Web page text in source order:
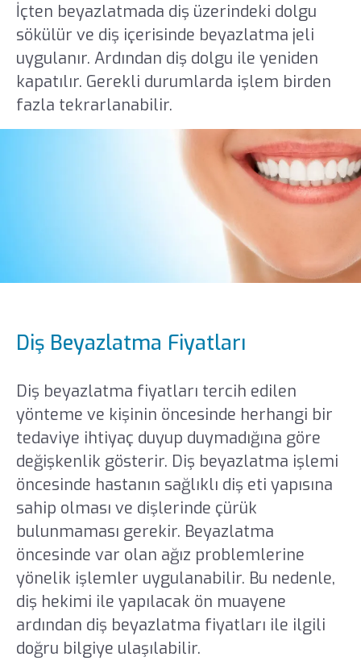
İçten beyazlatmada diş üzerindeki dolgu
sökülür ve diş içerisinde beyazlatma jeli
uygulanır. Ardından diş dolgu ile yeniden
kapatılır. Gerekli durumlarda işlem birden
fazla tekrarlanabilir.
Diş Beyazlatma Fiyatları
Diş beyazlatma fiyatları tercih edilen
yönteme ve kişinin öncesinde herhangi bir
tedaviye ihtiyaç duyup duymadığına göre
değişkenlik gösterir. Diş beyazlatma işlemi
öncesinde hastanın sağlıklı diş eti yapısına
sahip olması ve dişlerinde çürük
bulunmaması gerekir. Beyazlatma
öncesinde var olan ağız problemlerine
yönelik işlemler uygulanabilir. Bu nedenle,
diş hekimi ile yapılacak ön muayene
ardından diş beyazlatma fiyatları ile ilgili
doğru bilgiye ulaşılabilir.